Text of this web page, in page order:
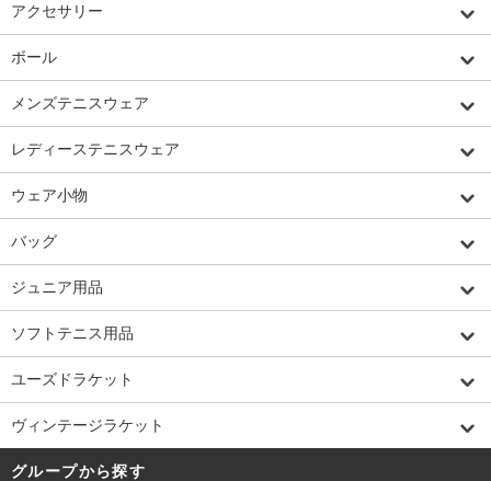
アクセサリー
ボール
メンズテニスウェア
レディーステニスウェア
ウェア小物
バッグ
ジュニア用品
ソフトテニス用品
ユーズドラケット
ヴィンテージラケット
グループから探す